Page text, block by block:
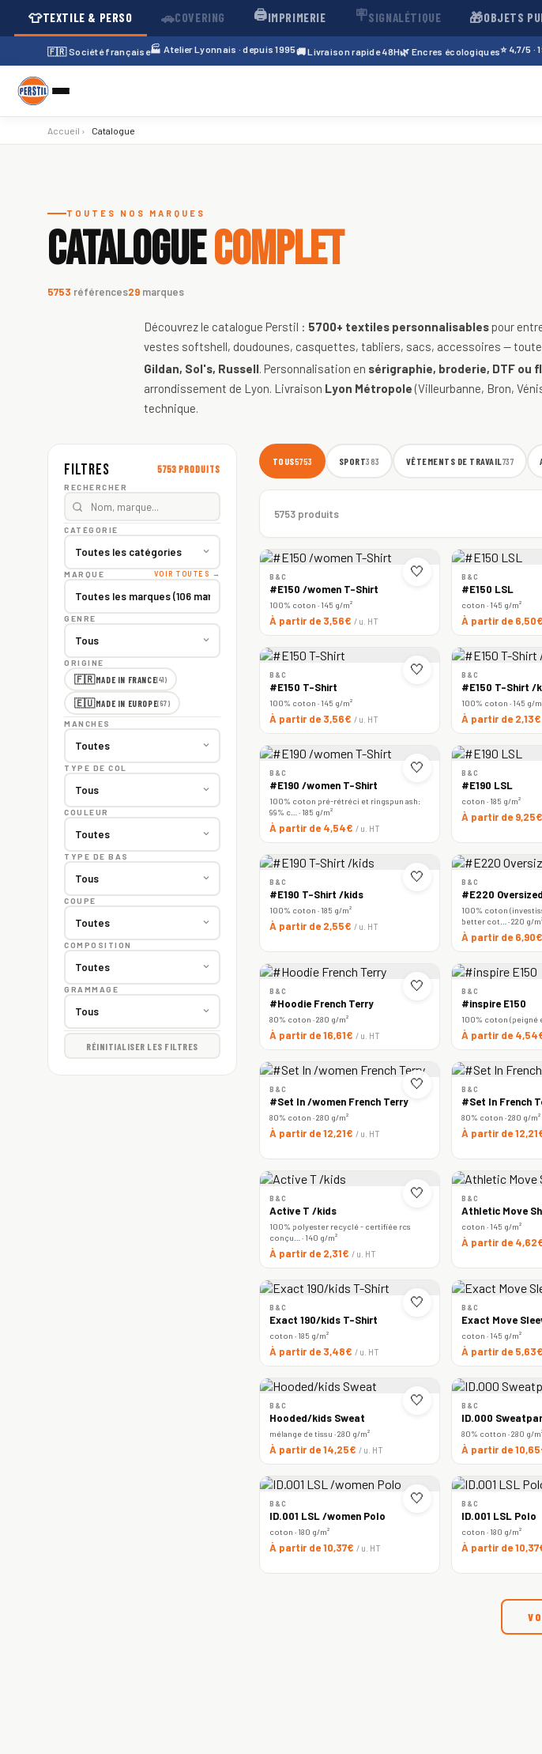
👕TEXTILE & PERSO 🚗COVERING 🖨️IMPRIMERIE 🪧SIGNALÉTIQUE 🎁OBJETS
🇫🇷 Société française🏭 Atelier Lyonnais · depuis 1995🚚 Livraison rapide 48H🌿 Encres écologiques⭐ 4,7/5 ·
Accueil › Catalogue
TOUTES NOS MARQUES
CATALOGUECOMPLET
5753 références29 marques
Découvrez le catalogue Perstil : 5700+ textiles personnalisables pour
vestes softshell, doudounes, casquettes, tabliers, sacs, accessoires —
Gildan, Sol's, Russell. Personnalisation en sérigraphie, broderie, DTF ou
arrondissement de Lyon. Livraison Lyon Métropole (Villeurbanne, Bron,
technique.
Filtres 5753 produits
RECHERCHER
CATÉGORIE
MARQUE VOIR TOUTES →
GENRE
ORIGINE
🇫🇷MADE IN FRANCE(41)
🇪🇺MADE IN EUROPE(67)
MANCHES
TYPE DE COL
COULEUR
TYPE DE BAS
COUPE
COMPOSITION
GRAMMAGE
RÉINITIALISER LES FILTRES
TOUS5753 SPORT383 VÊTEMENTS DE TRAVAIL737
5753 produits
🤍
B&C
#E150 /women T-Shirt
100% coton · 145 g/m²
À partir de 3,56€ / u. HT
B&C
#E150 LSL
coton · 145 g/m²
À partir de 6,50€
🤍
B&C
#E150 T-Shirt
100% coton · 145 g/m²
À partir de 3,56€ / u. HT
B&C
#E150 T-Shirt /
100% coton · 145 g/
À partir de 2,13€
🤍
B&C
#E190 /women T-Shirt
100% coton pré-rétréci et ringspun ash:
99% c… · 185 g/m²
À partir de 4,54€ / u. HT
B&C
#E190 LSL
coton · 185 g/m²
À partir de 9,25€
🤍
B&C
#E190 T-Shirt /kids
100% coton · 185 g/m²
À partir de 2,55€ / u. HT
B&C
#E220
100% coton
better cot… · 220 g/
À partir de 6,90€
🤍
B&C
#Hoodie French Terry
80% coton · 280 g/m²
À partir de 16,61€ / u. HT
B&C
#inspire E150
100% coton (peigné
À partir de
🤍
B&C
#Set In /women French Terry
80% coton · 280 g/m²
À partir de 12,21€ / u. HT
B&C
#Set In French
80% coton · 280 g/m²
À partir de
🤍
B&C
Active T /kids
100% polyester recyclé - certifiée rcs
conçu… · 140 g/m²
À partir de 2,31€ / u. HT
B&C
Athletic Move
coton · 145 g/m²
À partir de
🤍
B&C
Exact 190/kids T-Shirt
coton · 185 g/m²
À partir de 3,48€ / u. HT
B&C
Exact Move
coton · 145 g/m²
À partir de 5,63€
🤍
B&C
Hooded/kids Sweat
mélange de tissu · 280 g/m²
À partir de 14,25€ / u. HT
B&C
ID.000
80% cotton · 280 g/
À partir de
🤍
B&C
ID.001 LSL /women Polo
coton · 180 g/m²
À partir de 10,37€ / u. HT
B&C
ID.001 LSL Polo
coton · 180 g/m²
À partir de